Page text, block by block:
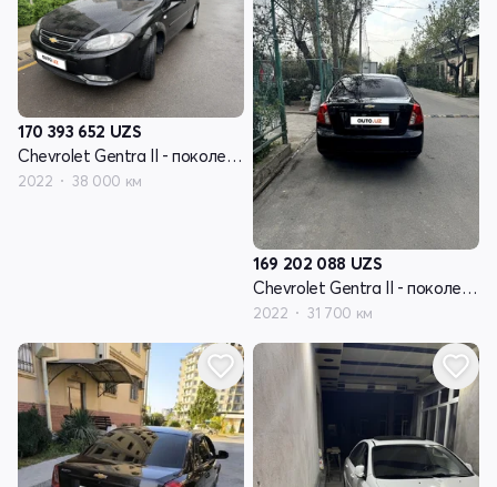
170 393 652 UZS
Chevrolet Gentra II - поколение
2022 38 000 км
169 202 088 UZS
Chevrolet Gentra II - поколение
2022 31 700 км